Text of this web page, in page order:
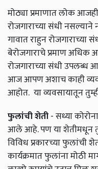
मोठ्या प्रमाणात लोक
रोजगाराच्या संधी
गावात राहुन रोजगाराच्या
बेरोजगाराचे प्रमाण अधिक
रोजगाराच्या संधी उपलब्ध
आज आपण अशाच काही
आहोत. या व्यवसायातून
फुलांची शेती- सध्या
आले आहे. पण या शेतीमधून
विविध प्रकारच्या फुलांची
कार्यक्रमात फुलांना मोठी